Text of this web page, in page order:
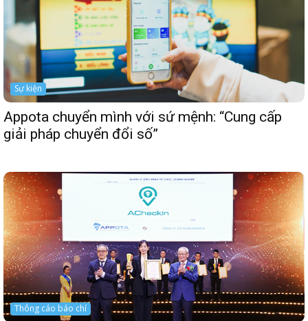
Sự kiện
Appota chuyển mình với sứ mệnh: “Cung cấp
giải pháp chuyển đổi số”
Thông cáo báo chí